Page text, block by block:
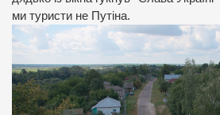
ми туристи не Путіна.